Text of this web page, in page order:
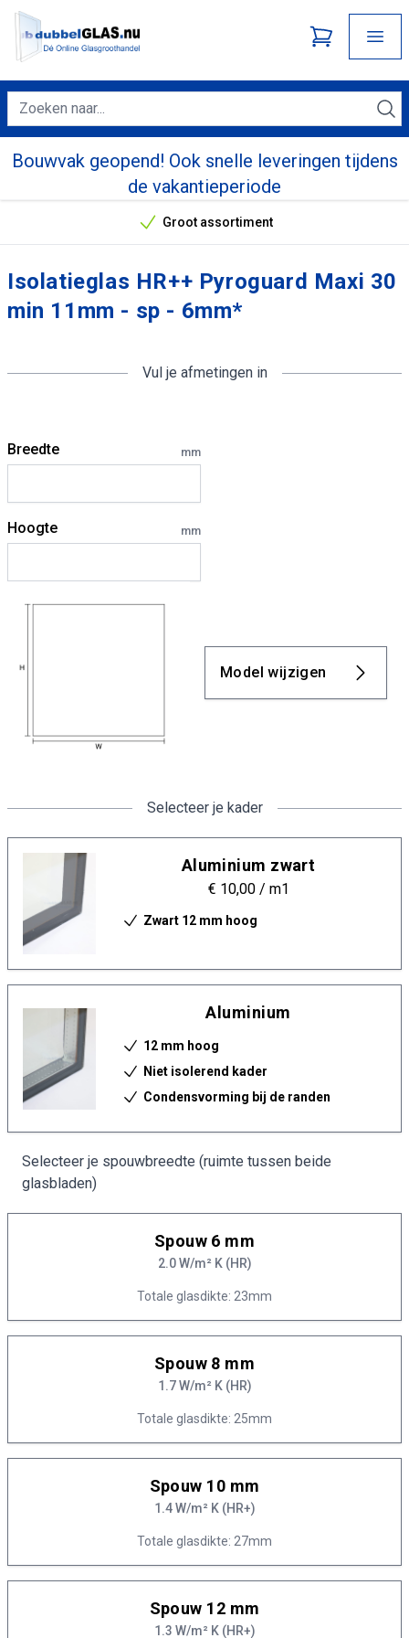
Bouwvak geopend! Ook snelle leveringen tijdens
de vakantieperiode
Onze unieke verkoopargumenten
Groot assortiment
Isolatieglas HR++ Pyroguard Maxi 30
min 11mm - sp - 6mm*
Vul je afmetingen in
Breedte mm
Hoogte mm
Model wijzigen
Selecteer je kader
Aluminium zwart
€ 10,00/ m1
Zwart 12 mm hoog
Aluminium
12 mm hoog
Niet isolerend kader
Condensvorming bij de randen
Selecteer je spouwbreedte (ruimte tussen beide
glasbladen)
Spouw 6 mm
2.0 W/m² K (HR)
Totale glasdikte: 23mm
Spouw 8 mm
1.7 W/m² K (HR)
Totale glasdikte: 25mm
Spouw 10 mm
1.4 W/m² K (HR+)
Totale glasdikte: 27mm
Spouw 12 mm
1.3 W/m² K (HR+)